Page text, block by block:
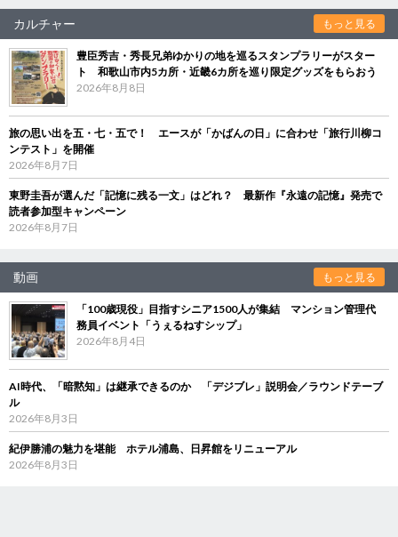
カルチャー もっと見る
豊臣秀吉・秀長兄弟ゆかりの地を巡るスタンプラリーがスター
ト 和歌山市内5カ所・近畿6カ所を巡り限定グッズをもらおう
2026年8月8日
旅の思い出を五・七・五で！ エースが「かばんの日」に合わせ「旅行川柳コ
ンテスト」を開催
2026年8月7日
東野圭吾が選んだ「記憶に残る一文」はどれ？ 最新作『永遠の記憶』発売で
読者参加型キャンペーン
2026年8月7日
動画 もっと見る
「100歳現役」目指すシニア1500人が集結 マンション管理代
務員イベント「うぇるねすシップ」
2026年8月4日
AI時代、「暗黙知」は継承できるのか 「デジブレ」説明会／ラウンドテーブ
ル
2026年8月3日
紀伊勝浦の魅力を堪能 ホテル浦島、日昇館をリニューアル
2026年8月3日